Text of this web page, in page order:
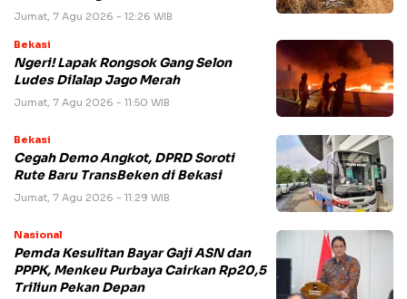
Jumat, 7 Agu 2026 - 12:26 WIB
Bekasi
Ngeri! Lapak Rongsok Gang Selon
Ludes Dilalap Jago Merah
Jumat, 7 Agu 2026 - 11:50 WIB
Bekasi
Cegah Demo Angkot, DPRD Soroti
Rute Baru TransBeken di Bekasi
Jumat, 7 Agu 2026 - 11:29 WIB
Nasional
Pemda Kesulitan Bayar Gaji ASN dan
PPPK, Menkeu Purbaya Cairkan Rp20,5
Triliun Pekan Depan